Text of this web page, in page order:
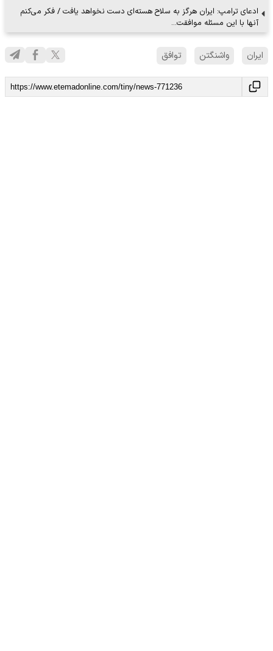
ادعای ترامپ: ایران هرگز به سلاح هسته‌ای دست نخواهد یافت / فکر می‌کنم
آنها با این مسئله موافقت…
ایران واشنگتن توافق